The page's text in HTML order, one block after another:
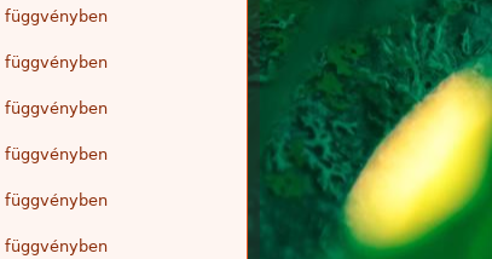
függvényben
függvényben
függvényben
függvényben
függvényben
függvényben